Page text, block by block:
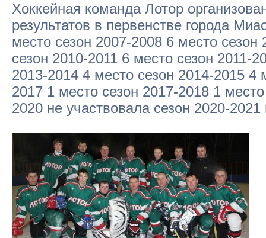
Хоккейная команда Лотор
результатов в первенстве города
место сезон 2007-2008 6 место
сезон 2010-2011 6 место сезон 2011-
2013-2014 4 место сезон 2014-2015 4
2017 1 место сезон 2017-2018 1
2020 не участвовала сезон 2020-